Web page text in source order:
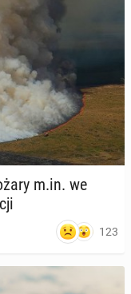
m.in. we
123